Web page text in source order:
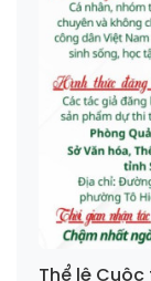
Thể lệ